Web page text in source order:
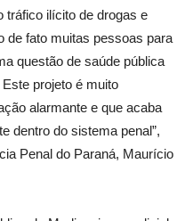
tráfico ilícito de drogas e
de fato muitas pessoas para
questão de saúde pública
projeto é muito
alarmante e que acaba
dentro do sistema penal”,
Penal do Paraná, Maurício